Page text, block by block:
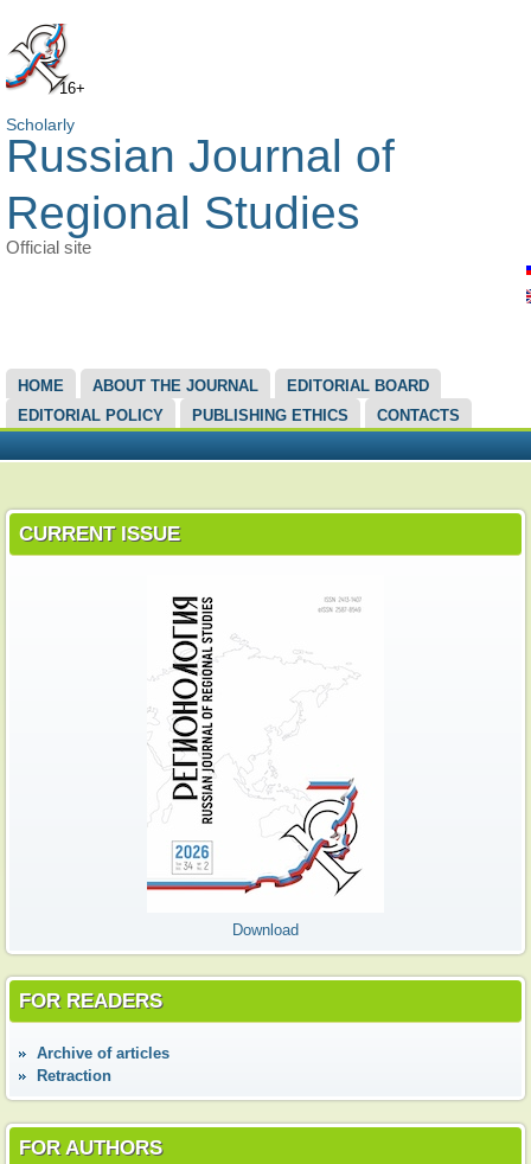
16+
Scholarly
Russian Journal of
Regional Studies
Official site
MAIN MENU
HOME ABOUT THE JOURNAL
EDITORIAL BOARD
EDITORIAL POLICY
PUBLISHING ETHICS CONTACTS
CURRENT ISSUE
Download
FOR READERS
Аrchive of articles
Retraction
FOR AUTHORS